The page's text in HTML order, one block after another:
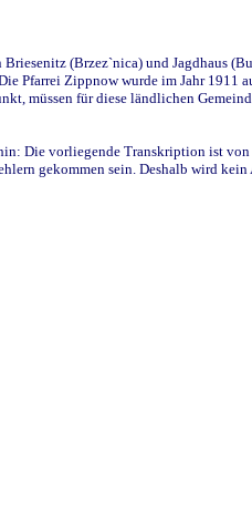
(Brzez`nica) und Jagdhaus
Pfarrei Zippnow wurde im Jahr
für diese ländlichen
Die vorliegende Transkription ist
gekommen sein. Deshalb wird kein